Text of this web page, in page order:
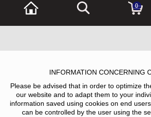
0
INFORMATION CONCERNING
Please be advised that in order to optimize
our website and to adapt them to your
information saved using cookies on end
can be controlled by the user using the